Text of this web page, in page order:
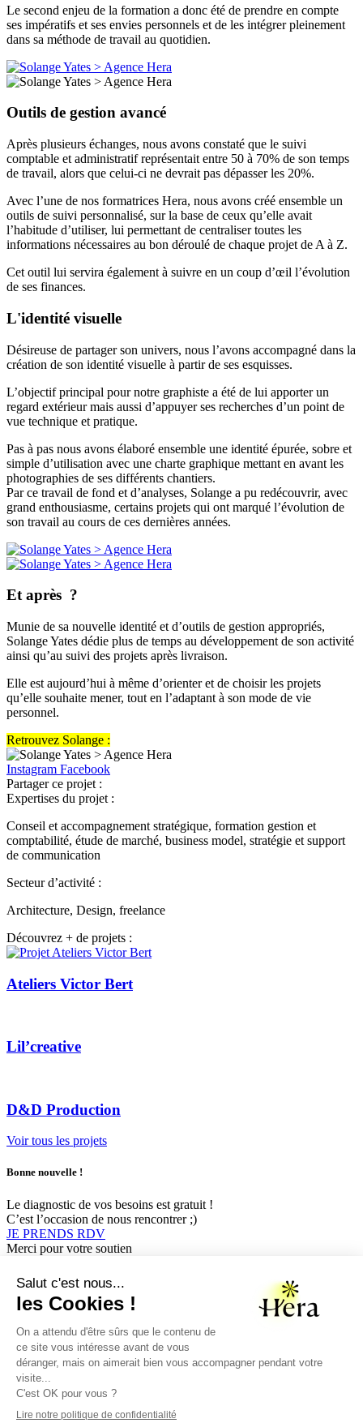
Le second enjeu de la formation a donc été de prendre en compte
ses impératifs et ses envies personnels et de les intégrer pleinement
dans sa méthode de travail au quotidien.
Outils de gestion avancé
Après plusieurs échanges, nous avons constaté que le suivi
comptable et administratif représentait entre 50 à 70% de son temps
de travail, alors que celui-ci ne devrait pas dépasser les 20%.
Avec l’une de nos formatrices Hera, nous avons créé ensemble un
outils de suivi personnalisé, sur la base de ceux qu’elle avait
l’habitude d’utiliser, lui permettant de centraliser toutes les
informations nécessaires au bon déroulé de chaque projet de A à Z.
Cet outil lui servira également à suivre en un coup d’œil l’évolution
de ses finances.
L'identité visuelle
Désireuse de partager son univers, nous l’avons accompagné dans la
création de son identité visuelle à partir de ses esquisses.
L’objectif principal pour notre graphiste a été de lui apporter un
regard extérieur mais aussi d’appuyer ses recherches d’un point de
vue technique et pratique.
Pas à pas nous avons élaboré ensemble une identité épurée, sobre et
simple d’utilisation avec une charte graphique mettant en avant les
photographies de ses différents chantiers.
Par ce travail de fond et d’analyses, Solange a pu redécouvrir, avec
grand enthousiasme, certains projets qui ont marqué l’évolution de
son travail au cours de ces dernières années.
Et après ?
Munie de sa nouvelle identité et d’outils de gestion appropriés,
Solange Yates dédie plus de temps au développement de son activité
ainsi qu’au suivi des projets après livraison.
Elle est aujourd’hui à même d’orienter et de choisir les projets
qu’elle souhaite mener, tout en l’adaptant à son mode de vie
personnel.
Retrouvez Solange :
Instagram Facebook
Partager ce projet :
Expertises du projet :
Conseil et accompagnement stratégique, formation gestion et
comptabilité, étude de marché, business model, stratégie et support
de communication
Secteur d’activité :
Architecture, Design, freelance
Découvrez + de projets :
Ateliers Victor Bert
Lil’creative
D&D Production
Voir tous les projets
Bonne nouvelle !
Le diagnostic de vos besoins est gratuit !
C’est l’occasion de nous rencontrer ;)
JE PRENDS RDV
Merci pour votre soutien
Nous contacter
Icon-instagram-1 Linkedin-in